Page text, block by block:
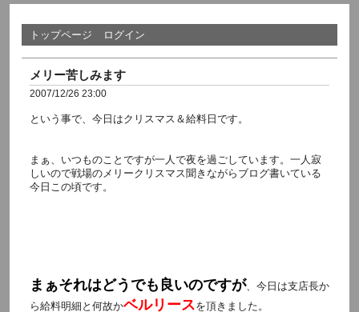
トップページ ログイン
メリー苦しみます
2007/12/26 23:00
という事で、今日はクリスマス＆給料日です。
まぁ、いつものことですが一人で夜を過ごしています。一人寂
しいので戦場のメリークリスマス聞きながらブログ書いている
今日この頃です。
まぁそれはどうでも良いのですが、今日は支店長か
ら給料明細と何故かベルリースを頂きました。